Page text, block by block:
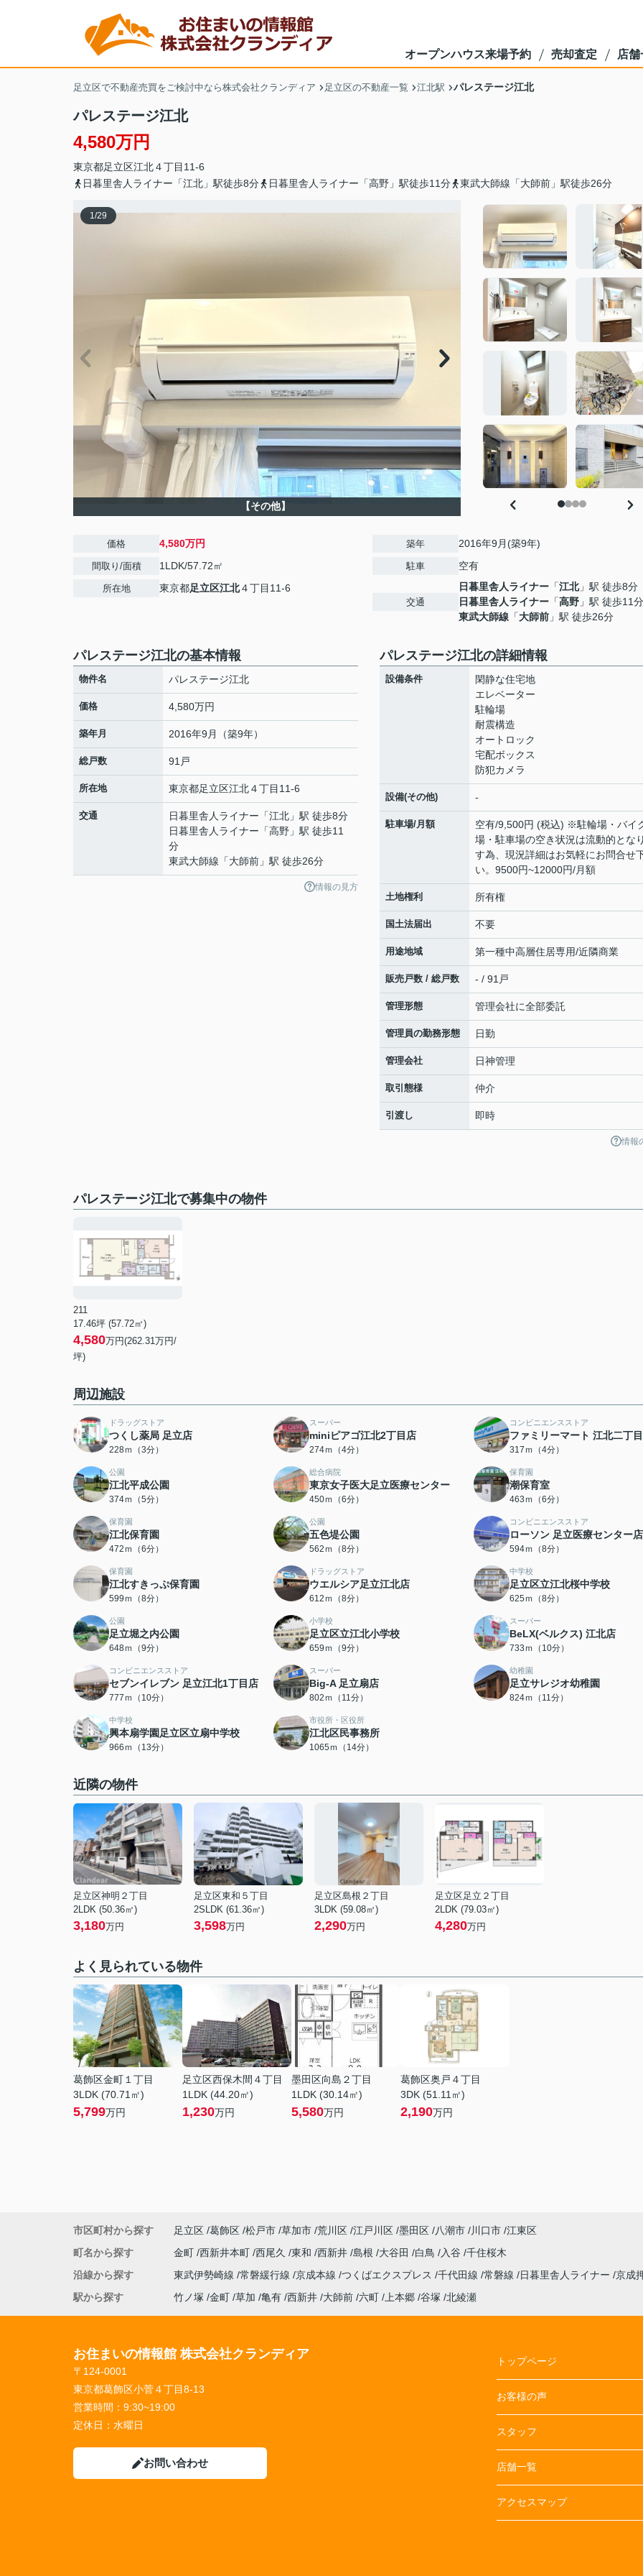
オープンハウス来場予約 売却査定 店舗
足立区で不動産売買をご検討中なら株式会社クランディア 足立区の不動産一覧 江北駅 パレステージ江北
パレステージ江北
4,580万円
東京都足立区江北４丁目11-6
日暮里舎人ライナー「江北」駅徒歩8分
日暮里舎人ライナー「高野」駅徒歩11分 東武大師線「大師前」駅徒歩26分
1/29
【その他】
価格 4,580万円
間取り/面積 1LDK/57.72㎡
所在地 東京都足立区江北４丁目11-6
築年 2016年9月(築9年)
駐車 空有
交通
日暮里舎人ライナー 「江北」駅 徒歩8分
日暮里舎人ライナー 「高野 」駅 徒歩11分
東武大師線 「大師前 」駅 徒歩26分
パレステージ江北の基本情報
物件名 パレステージ江北
価格 4,580万円
築年月 2016年9月（築9年）
総戸数 91戸
所在地 東京都足立区江北４丁目11-6
交通 日暮里舎人ライナー 「江北 」駅 徒歩8分
日暮里舎人ライナー 「高野 」駅 徒歩11
分
東武大師線 「大師前 」駅 徒歩26分
情報の見方
パレステージ江北の詳細情報
設備条件
閑静な住宅地
エレベーター
駐輪場
耐震構造
オートロック
宅配ボックス
防犯カメラ
設備(その他) -
駐車場/月額
空有/9,500円 (税込) ※駐輪場・バイ
場・駐車場の空き状況は流動的とな
す為、現況詳細はお気軽にお問合せ
い。9500円~12000円/月額
土地権利 所有権
国土法届出 不要
用途地域 第一種中高層住居専用/近隣商業
販売戸数 / 総戸数 - / 91戸
管理形態 管理会社に全部委託
管理員の勤務形態 日勤
管理会社 日神管理
取引態様 仲介
引渡し 即時
情報
パレステージ江北で募集中の物件
211
17.46坪 (57.72㎡)
4,580万円(262.31万円/
坪)
周辺施設
ドラッグストア
つくし薬局 足立店
228ｍ（3分）
スーパー
miniピアゴ江北2丁目店
274ｍ（4分）
コンビニエンスストア
ファミリーマート 江北二丁
317ｍ（4分）
公園
江北平成公園
374ｍ（5分）
総合病院
東京女子医大足立医療センター
450ｍ（6分）
保育園
潮保育室
463ｍ（6分）
保育園
江北保育園
472ｍ（6分）
公園
五色堤公園
562ｍ（8分）
コンビニエンスストア
ローソン 足立医療センター店
594ｍ（8分）
保育園
江北すきっぷ保育園
599ｍ（8分）
ドラッグストア
ウエルシア足立江北店
612ｍ（8分）
中学校
足立区立江北桜中学校
625ｍ（8分）
公園
足立堀之内公園
648ｍ（9分）
小学校
足立区立江北小学校
659ｍ（9分）
スーパー
BeLX(ベルクス) 江北店
733ｍ（10分）
コンビニエンスストア
セブンイレブン 足立江北1丁目店
777ｍ（10分）
スーパー
Big-A 足立扇店
802ｍ（11分）
幼稚園
足立サレジオ幼稚園
824ｍ（11分）
中学校
興本扇学園足立区立扇中学校
966ｍ（13分）
市役所・区役所
江北区民事務所
1065ｍ（14分）
近隣の物件
足立区神明２丁目
2LDK (50.36㎡)
3,180万円
足立区東和５丁目
2SLDK (61.36㎡)
3,598万円
足立区島根２丁目
3LDK (59.08㎡)
2,290万円
足立区足立２丁目
2LDK (79.03㎡)
4,280万円
よく見られている物件
葛飾区金町１丁目
3LDK (70.71㎡)
5,799万円
足立区西保木間４丁目
1LDK (44.20㎡)
1,230万円
墨田区向島２丁目
1LDK (30.14㎡)
5,580万円
葛飾区奥戸４丁目
3DK (51.11㎡)
2,190万円
市区町村から探す 足立区 葛飾区 松戸市 草加市 荒川区 江戸川区 墨田区 八潮市 川口市 江東区
町名から探す
金町 西新井本町 西尾久 東和 西新井 島根 大谷田 白鳥 入谷 千住桜木
沿線から探す
東武伊勢崎線 常磐緩行線 京成本線 つくばエクスプレス 千代田線 常磐線 日暮里舎人ライナー 京成
駅から探す
竹ノ塚 金町 草加 亀有 西新井 大師前 六町 上本郷 谷塚 北綾瀬
お住まいの情報館 株式会社クランディア
〒124-0001
東京都葛飾区小菅４丁目8-13
営業時間： 9:30~19:00
定休日： 水曜日
お問い合わせ
トップページ
お客様の声
スタッフ
店舗一覧
アクセスマップ